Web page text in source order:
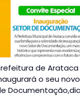
de Arataca
o seu